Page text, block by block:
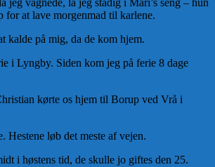
for at lave morgenmad til karlene.
kalde på mig, da de kom hjem.
i Lyngby. Siden kom jeg på ferie 8 dage
kørte os hjem til Borup ved Vrå i
Hestene løb det meste af vejen.
i høstens tid, de skulle jo giftes den 25.